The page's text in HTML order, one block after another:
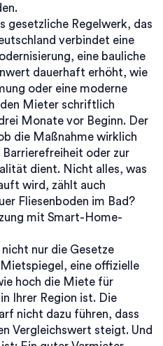
gesetzliche Regelwerk, das
verbindet eine
, eine bauliche
dauerhaft erhöht, wie
oder eine moderne
Mieter schriftlich
Monate vor Beginn. Der
die Maßnahme wirklich
Barrierefreiheit oder zur
dient. Nicht alles, was
wird, zählt auch
Fliesenboden im Bad?
mit Smart-Home-
nur die Gesetze
Mietspiegel , eine offizielle
hoch die Miete für
Ihrer Region ist. Die
nicht dazu führen, dass
Vergleichswert steigt. Und